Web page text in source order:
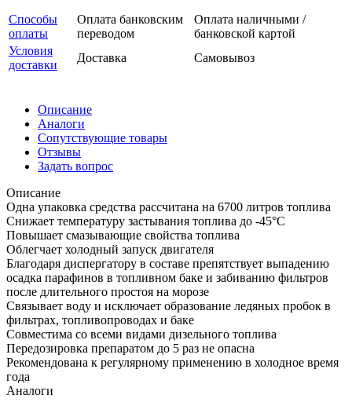
Способы
оплаты
Оплата банковским
переводом
Оплата наличными /
банковской картой
Условия
доставки
Доставка Самовывоз
Описание
Аналоги
Сопутствующие товары
Отзывы
Задать вопрос
Описание
Одна упаковка средства рассчитана на 6700 литров топлива
Снижает температуру застывания топлива до -45°С
Повышает смазывающие свойства топлива
Облегчает холодный запуск двигателя
Благодаря диспергатору в составе препятствует выпадению
осадка парафинов в топливном баке и забиванию фильтров
после длительного простоя на морозе
Связывает воду и исключает образование ледяных пробок в
фильтрах, топливопроводах и баке
Совместима со всеми видами дизельного топлива
Передозировка препаратом до 5 раз не опасна
Рекомендована к регулярному применению в холодное время
года
Аналоги